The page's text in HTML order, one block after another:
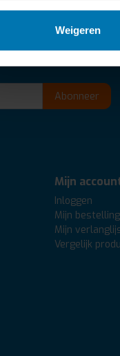
Weigeren
Altijd gratis
Abonneer
Mijn
Inloggen
Mijn
Mijn
Vergelijk